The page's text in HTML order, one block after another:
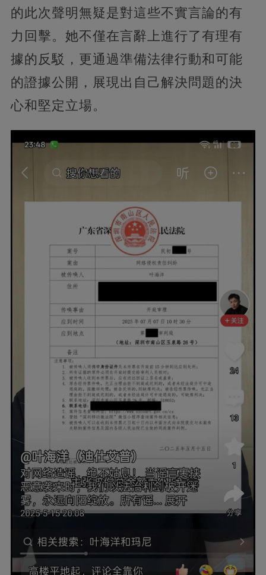
的此次聲明無疑是對這些不實言論的有
力回擊。她不僅在言辭上進行了有理有
據的反駁，更通過準備法律行動和可能
的證據公開，展現出自己解決問題的決
心和堅定立場。